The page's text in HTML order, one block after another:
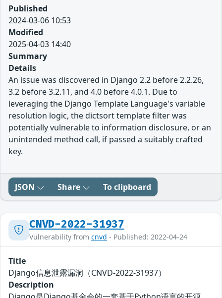
Published
2024-03-06 10:53
Modified
2025-04-03 14:40
Summary
Details
An issue was discovered in Django 2.2 before 2.2.26,
3.2 before 3.2.11, and 4.0 before 4.0.1. Due to
leveraging the Django Template Language's variable
resolution logic, the dictsort template filter was
potentially vulnerable to information disclosure, or an
unintended method call, if passed a suitably crafted
key.
JSON Share To clipboard
CNVD-2022-31937
Vulnerability from cnvd - Published: 2022-04-24
Title
Django信息泄露漏洞（CNVD-2022-31937）
Description